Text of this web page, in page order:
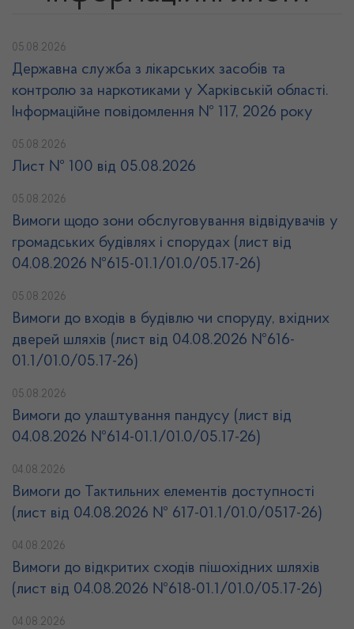
05.08.2026
Державна служба з лікарських засобів та
контролю за наркотиками у Харківській області.
Інформаційне повідомлення № 117, 2026 року
05.08.2026
Лист № 100 від 05.08.2026
05.08.2026
Вимоги щодо зони обслуговування відвідувачів у
громадських будівлях і спорудах (лист від
04.08.2026 №615-01.1/01.0/05.17-26)
05.08.2026
Вимоги до входів в будівлю чи споруду, вхідних
дверей шляхів (лист від 04.08.2026 №616-
01.1/01.0/05.17-26)
05.08.2026
Вимоги до улаштування пандусу (лист від
04.08.2026 №614-01.1/01.0/05.17-26)
04.08.2026
Вимоги до Тактильних елементів доступності
(лист від 04.08.2026 № 617-01.1/01.0/0517-26)
04.08.2026
Вимоги до відкритих сходів пішохідних шляхів
(лист від 04.08.2026 №618-01.1/01.0/05.17-26)
04.08.2026